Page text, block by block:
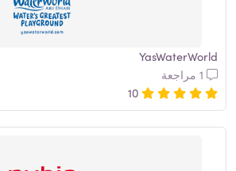
YasWaterWorld
10